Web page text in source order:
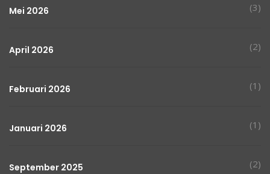
Mei 2026 (3)
April 2026 (2)
Februari 2026 (1)
Januari 2026 (1)
September 2025 (2)